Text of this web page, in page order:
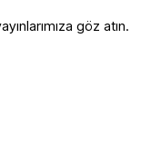
göz atın.